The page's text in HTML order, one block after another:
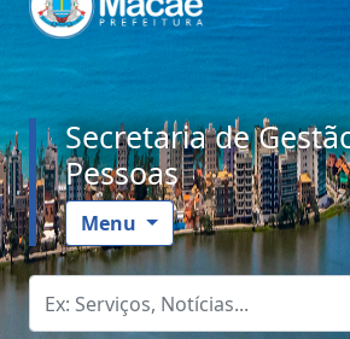
Secretaria de
Pessoas
Menu